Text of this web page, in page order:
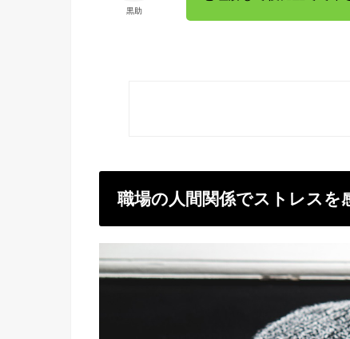
黒助
職場の人間関係でストレスを